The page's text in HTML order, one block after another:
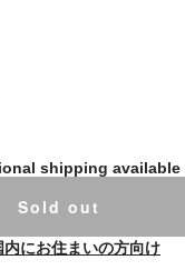
shipping available
Sold out
内にお住まいの方向け